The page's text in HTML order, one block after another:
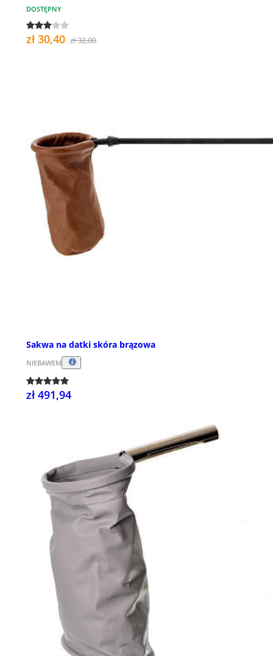
DOSTĘPNY
zł 30,40 zł 32,00
Sakwa na datki skóra brązowa
NIEBAWEM
zł 491,94